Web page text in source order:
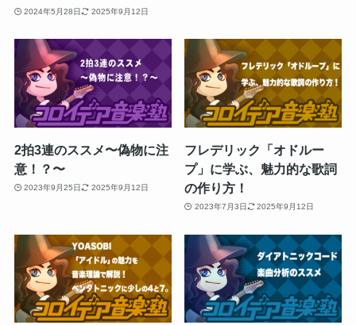
2024年5月28日 2025年9月12日
2拍3連のススメ〜偽物に注
意！？〜
2023年9月25日 2025年9月12日
フレデリック「オドルー
プ」に学ぶ、魅力的な歌詞
の作り方！
2023年7月3日 2025年9月12日